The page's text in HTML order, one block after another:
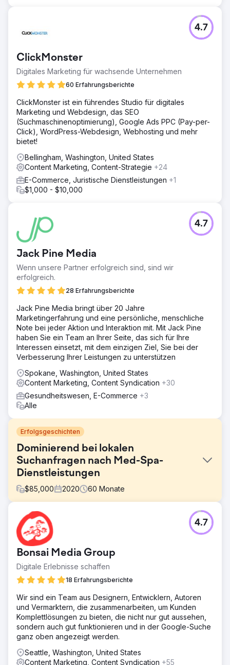
ClickMonster
Digitales Marketing für wachsende Unternehmen
60 Erfahrungsberichte
4.7
ClickMonster ist ein führendes Studio für digitales
Marketing und Webdesign, das SEO
(Suchmaschinenoptimierung), Google Ads PPC (Pay-per-
Click), WordPress-Webdesign, Webhosting und mehr
bietet!
Bellingham, Washington, United States
Content Marketing, Content-Strategie +24
E-Commerce, Juristische Dienstleistungen +1
$1,000 - $10,000
Jack Pine Media
Wenn unsere Partner erfolgreich sind, sind wir
erfolgreich.
28 Erfahrungsberichte
4.7
Jack Pine Media bringt über 20 Jahre
Marketingerfahrung und eine persönliche, menschliche
Note bei jeder Aktion und Interaktion mit. Mit Jack Pine
haben Sie ein Team an Ihrer Seite, das sich für Ihre
Interessen einsetzt, mit dem einzigen Ziel, Sie bei der
Verbesserung Ihrer Leistungen zu unterstützen
Spokane, Washington, United States
Content Marketing, Content Syndication +30
Gesundheitswesen, E-Commerce +3
Alle
Erfolgsgeschichten
Dominierend bei lokalen
Suchanfragen nach Med-Spa-
Dienstleistungen
$85,000 2020 60 Monate
Herausforderung
Ein etabliertes Med Spa war zwar online präsent, konnte
seine wichtigsten Behandlungen aber nicht finden. Da die
Kundin in einer stark regulierten Branche (YMYL) tätig ist,
hatte sie Schwierigkeiten, in den Suchergebnissen der
strengen Algorithmen gut platziert zu werden. Ziel war es,
die Lücke zwischen ihren Dienstleistungen und der
Suchintention zu schließen, ohne gegen die Richtlinien für
medizinische Inhalte zu verstoßen, und die Website so in
eine Lead-Generierungsplattform zu verwandeln.
Lösung
Wir setzten eine ganzheitliche Strategie um, die speziell
auf die sensible Natur der ästhetischen Medizin
zugeschnitten war. Wir überarbeiteten die Website
hinsichtlich ihrer Performance und implementierten eine
Bonsai Media Group
Digitale Erlebnisse schaffen
18 Erfahrungsberichte
4.7
Wir sind ein Team aus Designern, Entwicklern, Autoren
und Vermarktern, die zusammenarbeiten, um Kunden
Komplettlösungen zu bieten, die nicht nur gut aussehen,
sondern auch gut funktionieren und in der Google-Suche
ganz oben angezeigt werden.
Seattle, Washington, United States
Content Marketing, Content Syndication +55